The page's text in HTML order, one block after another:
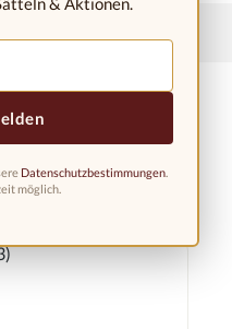
Datenschutzbestimmungen.
möglich.